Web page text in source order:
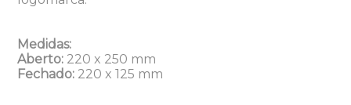
Medidas:
Aberto: 220 x 250 mm
Fechado: 220 x 125 mm